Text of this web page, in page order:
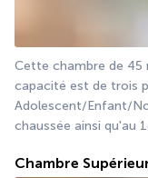
Cette chambre de 45
capacité est de trois
Adolescent/Enfant/
chaussée ainsi qu'au
Chambre